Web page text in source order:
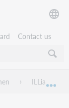
Contact us
ILLiad